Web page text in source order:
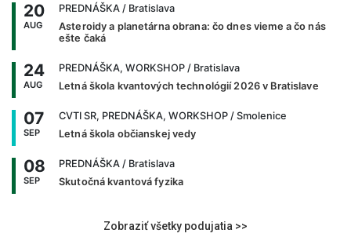
20
AUG
PREDNÁŠKA / Bratislava
Asteroidy a planetárna obrana: čo dnes vieme a čo nás
ešte čaká
24
AUG
PREDNÁŠKA, WORKSHOP / Bratislava
Letná škola kvantových technológií 2026 v Bratislave
07
SEP
CVTI SR, PREDNÁŠKA, WORKSHOP / Smolenice
Letná škola občianskej vedy
08
SEP
PREDNÁŠKA / Bratislava
Skutočná kvantová fyzika
Zobraziť všetky podujatia >>